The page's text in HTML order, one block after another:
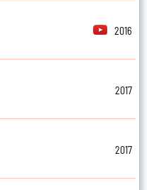
2016
2017
2017